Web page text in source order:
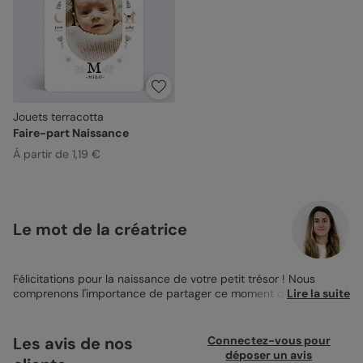
Jouets terracotta
Faire-part Naissance
À partir de 1,19 €
Le mot de la créatrice
Félicitations pour la naissance de votre petit trésor ! Nous
comprenons l'importance de partager ce moment de joie avec
l'arrivée de votre bébé. Optez pour ce design Jouets terracotta,
un magnet aux dimensions de 10x15 cm, et idéal pour afficher
Lire la suite
Les avis de nos
Connectez-vous pour
déposer un avis